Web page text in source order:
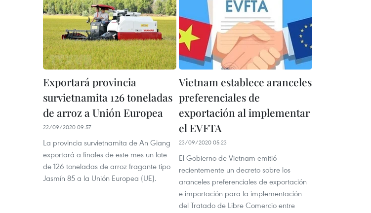
Exportará provincia
survietnamita 126 toneladas
de arroz a Unión Europea
22/09/2020 09:57
La provincia survietnamita de An Giang
exportará a finales de este mes un lote
de 126 toneladas de arroz fragante tipo
Jasmín 85 a la Unión Europea (UE).
Vietnam establece aranceles
preferenciales de
exportación al implementar
el EVFTA
23/09/2020 05:23
El Gobierno de Vietnam emitió
recientemente un decreto sobre los
aranceles preferenciales de exportación
e importación para la implementación
del Tratado de Libre Comercio entre